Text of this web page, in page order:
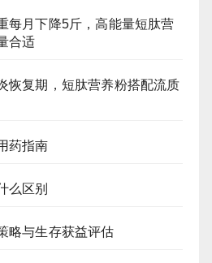
每月下降5斤，高能量短肽营
合适
恢复期，短肽营养粉搭配流质
药指南
么区别
略与生存获益评估